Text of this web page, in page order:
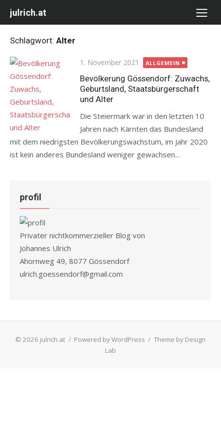
julrich.at
Schlagwort: Alter
Posted
on
1. November 2021 ALLGEMEIN
Bevölkerung Gössendorf: Zuwachs,
Geburtsland, Staatsbürgerschaft
und Alter
Die Steiermark war in den letzten 10
Jahren nach Kärnten das Bundesland
mit dem niedrigsten Bevölkerungswachstum, im Jahr 2020
ist kein anderes Bundesland weniger gewachsen...
profil
Privater nichtkommerzieller Blog von
Johannes Ulrich
Ahornweg 49, 8077 Gössendorf
ulrich.goessendorf@gmail.com
© 2026 julrich.at / Powered by WordPress / Theme by Design
Lab